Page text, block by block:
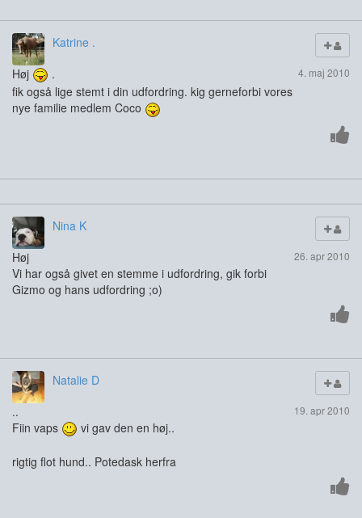
Katrine .
4. maj 2010
Høj
.
fik også lige stemt i din udfordring. kig gerneforbi vores
nye familie medlem Coco
Nina K
26. apr 2010
Høj
Vi har også givet en stemme i udfordring, gik forbi
Gizmo og hans udfordring ;o)
Natalie D
19. apr 2010
..
Fiin vaps
vi gav den en høj..
rigtig flot hund.. Potedask herfra